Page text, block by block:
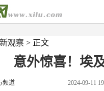
观察 > 正文
意外惊喜！埃
频道 2024-09-11